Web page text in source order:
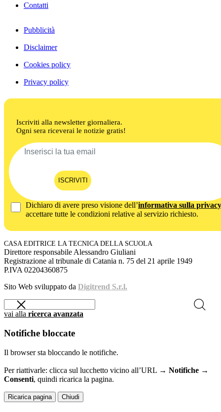
Contatti
Pubblicità
Disclaimer
Cookies policy
Privacy policy
Iscriviti alla newsletter giornaliera.
Ogni sera riceverai le notizie gratis!
ISCRIVITI
Dichiaro di avere preso visione dell’informativa sulla privacy
accettare tutte le condizioni relative al servizio richiesto.
CASA EDITRICE LA TECNICA DELLA SCUOLA
Direttore responsabile Alessandro Giuliani
Registrazione al tribunale di Catania n. 75 del 21 aprile 1949
P.IVA 02204360875
Sito Web sviluppato da Digitrend S.r.l.
vai alla ricerca avanzata
Notifiche bloccate
Il browser sta bloccando le notifiche.
Per riattivarle: clicca sul lucchetto vicino all’URL → Notifiche →
Consenti, quindi ricarica la pagina.
Ricarica pagina Chiudi